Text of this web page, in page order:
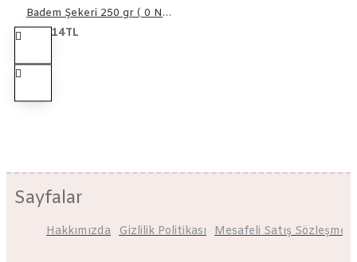
Badem Şekeri 250 gr ( 0 Numara )
115,14TL
Sayfalar
Hakkımızda Gizlilik Politikası Mesafeli Satış Sözleşmesi